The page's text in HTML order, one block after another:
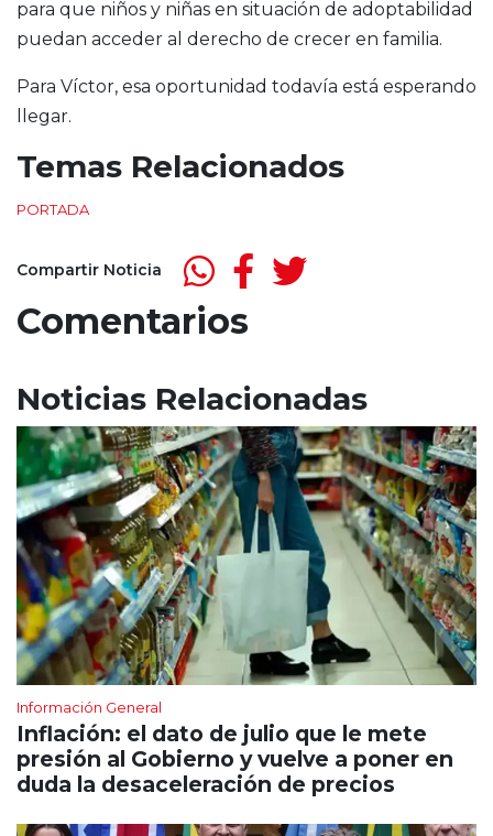
para que niños y niñas en situación de adoptabilidad
puedan acceder al derecho de crecer en familia.
Para Víctor, esa oportunidad todavía está esperando
llegar.
Temas Relacionados
PORTADA
Compartir Noticia
Comentarios
Noticias Relacionadas
Información General
Inflación: el dato de julio que le mete
presión al Gobierno y vuelve a poner en
duda la desaceleración de precios